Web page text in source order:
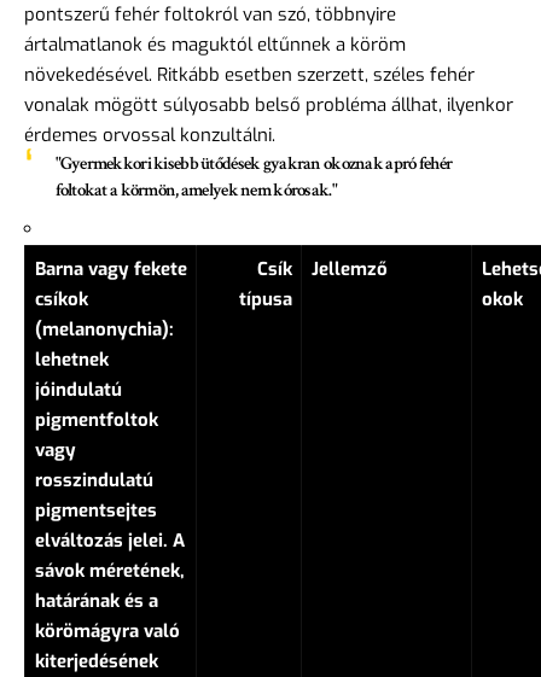
pontszerű fehér foltokról van szó, többnyire
ártalmatlanok és maguktól eltűnnek a köröm
növekedésével. Ritkább esetben szerzett, széles fehér
vonalak mögött súlyosabb belső probléma állhat, ilyenkor
érdemes orvossal konzultálni.
"Gyermekkori kisebb ütődések gyakran okoznak apró fehér
foltokat a körmön, amelyek nem kórosak."
Barna vagy fekete
csíkok
(melanonychia):
lehetnek
jóindulatú
pigmentfoltok
vagy
rosszindulatú
pigmentsejtes
elváltozás jelei. A
sávok méretének,
határának és a
körömágyra való
kiterjedésének
Csík
típusa
Jellemző
okok